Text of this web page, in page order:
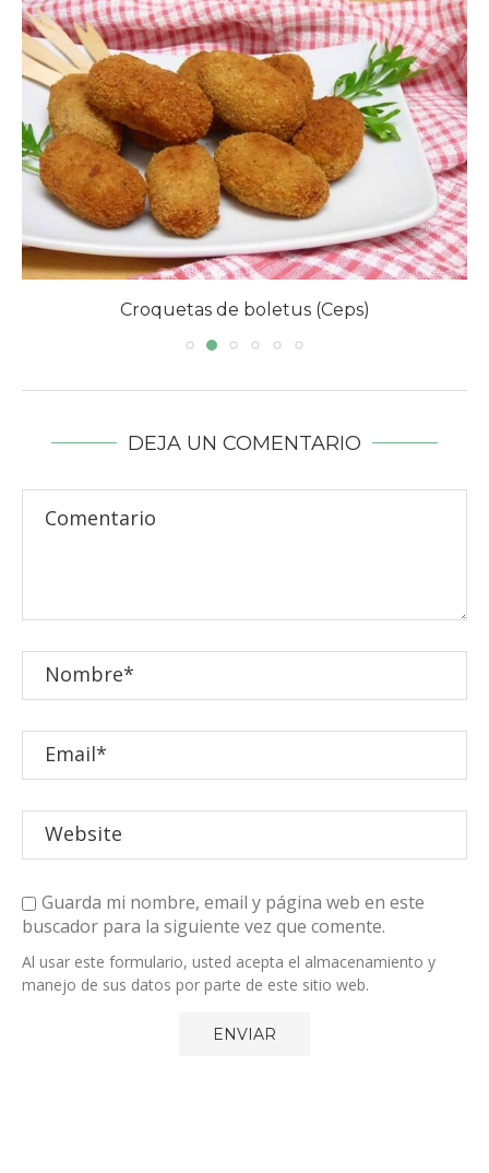
Croquetas de boletus (Ceps)
DEJA UN COMENTARIO
Guarda mi nombre, email y página web en este
buscador para la siguiente vez que comente.
Al usar este formulario, usted acepta el almacenamiento y
manejo de sus datos por parte de este sitio web.